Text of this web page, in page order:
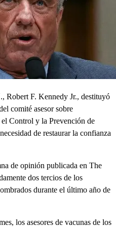
Robert F. Kennedy Jr., destituyó
comité asesor sobre
Control y la Prevención de
de restaurar la confianza
de opinión publicada en The
dos tercios de los
durante el último año de
los asesores de vacunas de los